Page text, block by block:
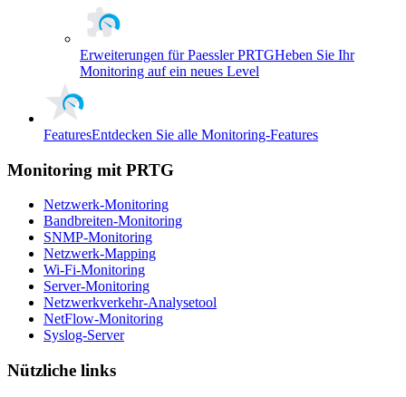
Erweiterungen für Paessler PRTGHeben Sie Ihr
Monitoring auf ein neues Level
FeaturesEntdecken Sie alle Monitoring-Features
Monitoring mit PRTG
Netzwerk-Monitoring
Bandbreiten-Monitoring
SNMP-Monitoring
Netzwerk-Mapping
Wi-Fi-Monitoring
Server-Monitoring
Netzwerkverkehr-Analysetool
NetFlow-Monitoring
Syslog-Server
Nützliche links